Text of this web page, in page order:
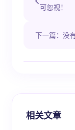
可忽视！
下一篇：没
相关文章